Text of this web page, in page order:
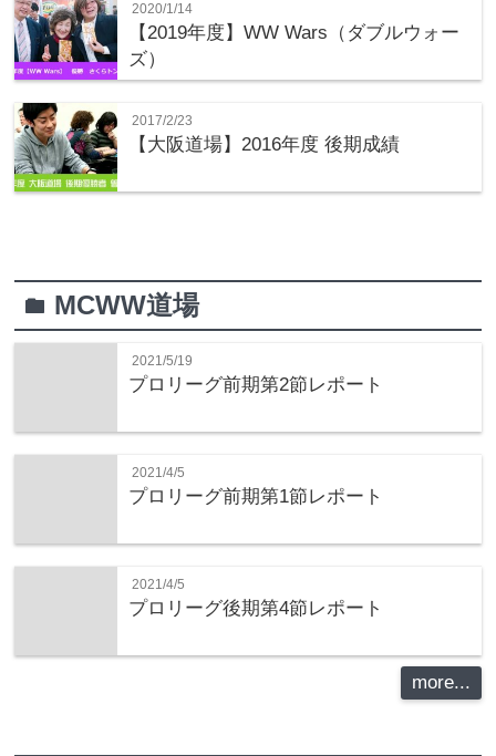
2020/1/14
【2019年度】WW Wars（ダブルウォー
ズ）
2017/2/23
【大阪道場】2016年度 後期成績
folder MCWW道場
2021/5/19
プロリーグ前期第2節レポート
2021/4/5
プロリーグ前期第1節レポート
2021/4/5
プロリーグ後期第4節レポート
more...